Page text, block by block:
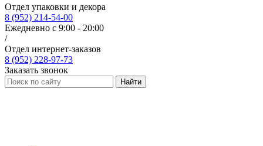
Отдел упаковки и декора
8 (952) 214-54-00
Ежедневно с 9:00 - 20:00
/
Отдел интернет-заказов
8 (952) 228-97-73
Заказать звонок
Найти